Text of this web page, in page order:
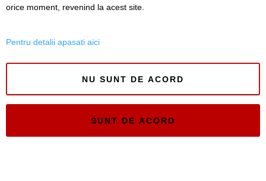
orice moment, revenind la acest site.
Pentru detalii apasati aici
NU SUNT DE ACORD
SUNT DE ACORD